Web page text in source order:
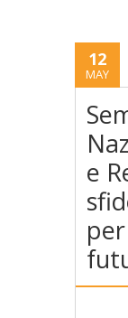
12
MAY
e